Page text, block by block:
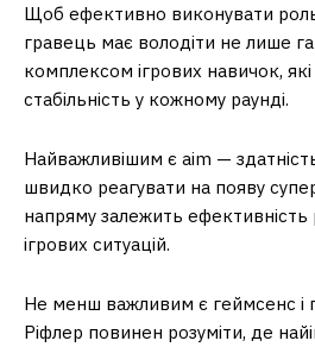
Щоб ефективно виконувати роль
гравець має володіти не лише
комплексом ігрових навичок,
стабільність у кожному раунді.
Найважливішим є aim —
швидко реагувати на появу
напряму залежить ефективність
ігрових ситуацій.
Не менш важливим є геймсенс і
Ріфлер повинен розуміти, де